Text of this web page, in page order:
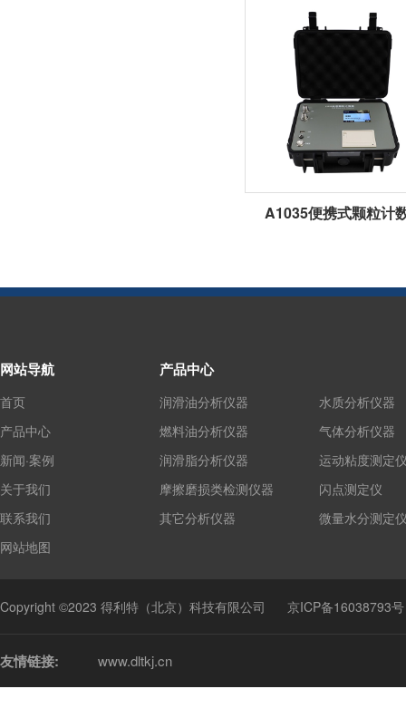
A1035便携式颗粒计
网站导航
首页
产品中心
新闻·案例
关于我们
联系我们
网站地图
产品中心
润滑油分析仪器
燃料油分析仪器
润滑脂分析仪器
摩擦磨损类检测仪器
其它分析仪器
水质分析仪器
气体分析仪器
运动粘度测定
闪点测定仪
微量水分测定
Copyright ©2023 得利特（北京）科技有限公司 京ICP备16038793号
友情链接: www.dltkj.cn